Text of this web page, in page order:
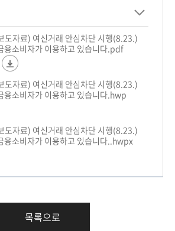
자료) 여신거래 안심차단 시행(8.23.)
융소비자가 이용하고 있습니다.pdf
자료) 여신거래 안심차단 시행(8.23.)
융소비자가 이용하고 있습니다.hwp
자료) 여신거래 안심차단 시행(8.23.)
융소비자가 이용하고 있습니다..hwpx
목록으로